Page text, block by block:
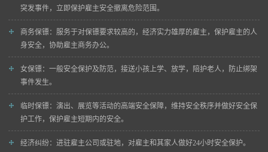
突发事件，立即保护雇主安全撤离危险范围。
商务保镖：服务于对保镖要求较高的，经济实力雄厚的雇主，保护雇主的人
身安全，协助雇主商务办公。
女保镖：一般安全保护及防范，接送小孩上学、放学，陪护老人，防止绑架
事件发生。
临时保镖：演出、展览等活动的高端安全保障，维持安全秩序并做好安全保
护工作，保护雇主短期内的安全。
经济纠纷：进驻雇主公司或驻地，对雇主和其家人做好24小时安全保护。